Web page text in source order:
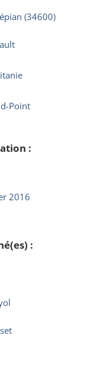
(34600)
Point
:
2016
: